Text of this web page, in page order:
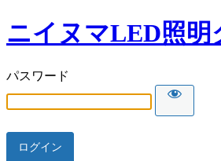
ニイヌマLED照明
パスワード